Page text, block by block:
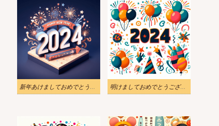
新年あけましておめでとうございます 2024 無料 PNG 画像イラスト 明けましておめでとうございます 2024 イラスト写真